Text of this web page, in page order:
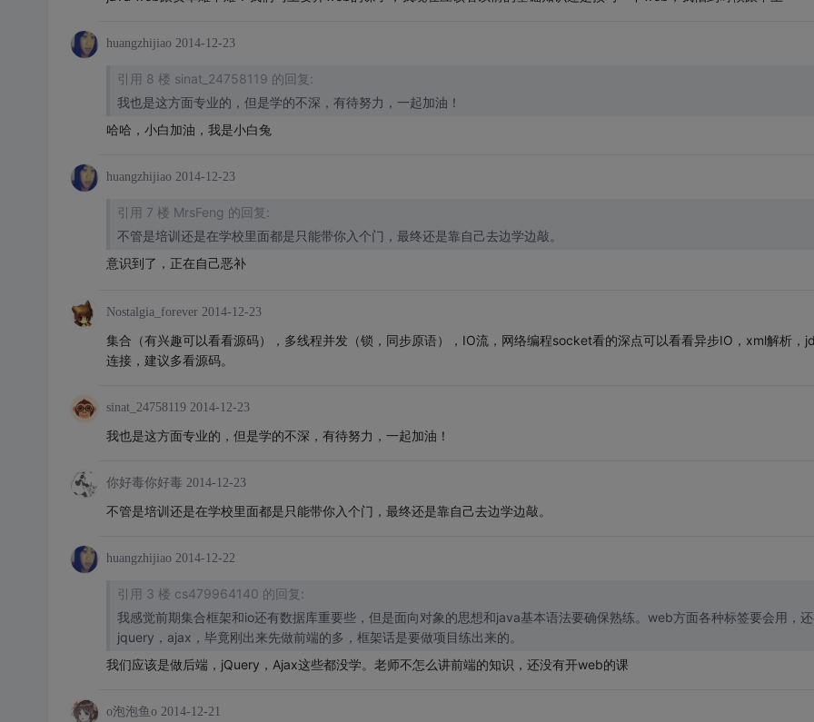
huangzhijiao 2014-12-23
引用 8 楼 sinat_24758119 的回复:
我也是这方面专业的，但是学的不深，有待努力，一起加油！
哈哈，小白加油，我是小白兔
huangzhijiao 2014-12-23
引用 7 楼 MrsFeng 的回复:
不管是培训还是在学校里面都是只能带你入个门，最终还是靠自己去边学边敲。
意识到了，正在自己恶补
Nostalgia_forever 2014-12-23
集合（有兴趣可以看看源码），多线程并发（锁，同步原语），IO流，网络编程socket看的深点可以看看异步IO，xml解析，
连接，建议多看源码。
sinat_24758119 2014-12-23
我也是这方面专业的，但是学的不深，有待努力，一起加油！
你好毒你好毒 2014-12-23
不管是培训还是在学校里面都是只能带你入个门，最终还是靠自己去边学边敲。
huangzhijiao 2014-12-22
引用 3 楼 cs479964140 的回复:
我感觉前期集合框架和io还有数据库重要些，但是面向对象的思想和java基本语法要确保熟练。web方面各种标签要会用，
jquery，ajax，毕竟刚出来先做前端的多，框架话是要做项目练出来的。
我们应该是做后端，jQuery，Ajax这些都没学。老师不怎么讲前端的知识，还没有开web的课
o泡泡鱼o 2014-12-21